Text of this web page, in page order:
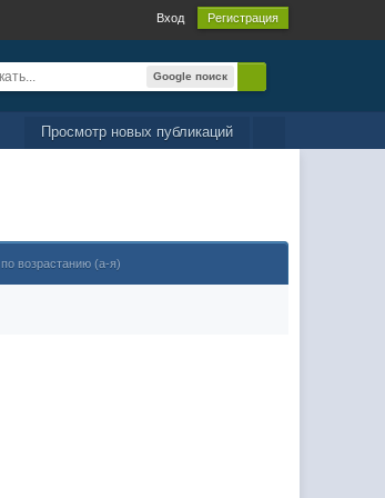
Вход Регистрация
Google поиск
Просмотр новых публикаций
по возрастанию (а-я)